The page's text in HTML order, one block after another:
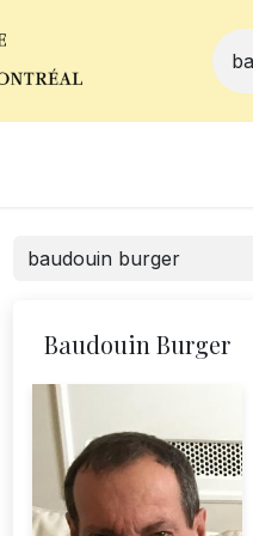
Baudouin Burger